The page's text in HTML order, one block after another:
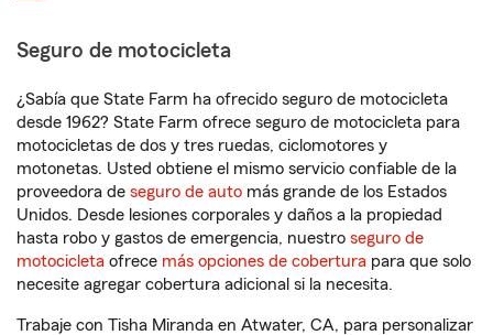
Seguro de motocicleta
¿Sabía que State Farm ha ofrecido seguro de motocicleta
desde 1962? State Farm ofrece seguro de motocicleta para
motocicletas de dos y tres ruedas, ciclomotores y
motonetas. Usted obtiene el mismo servicio confiable de la
proveedora de seguro de auto más grande de los Estados
Unidos. Desde lesiones corporales y daños a la propiedad
hasta robo y gastos de emergencia, nuestro seguro de
motocicleta ofrece más opciones de cobertura para que solo
necesite agregar cobertura adicional si la necesita.
Trabaje con Tisha Miranda en Atwater, CA, para personalizar